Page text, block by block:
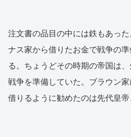
注文書の品目の中には鉄もあっ
ナス家から借りたお金で戦争の
る。ちょうどその時期の帝国は
戦争を準備していた。ブラウン
借りるように勧めたのは先代皇帝